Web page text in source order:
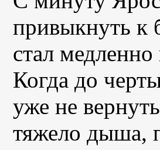
привыкнуть к
стал медленно
Когда до
уже не
тяжело дыша,